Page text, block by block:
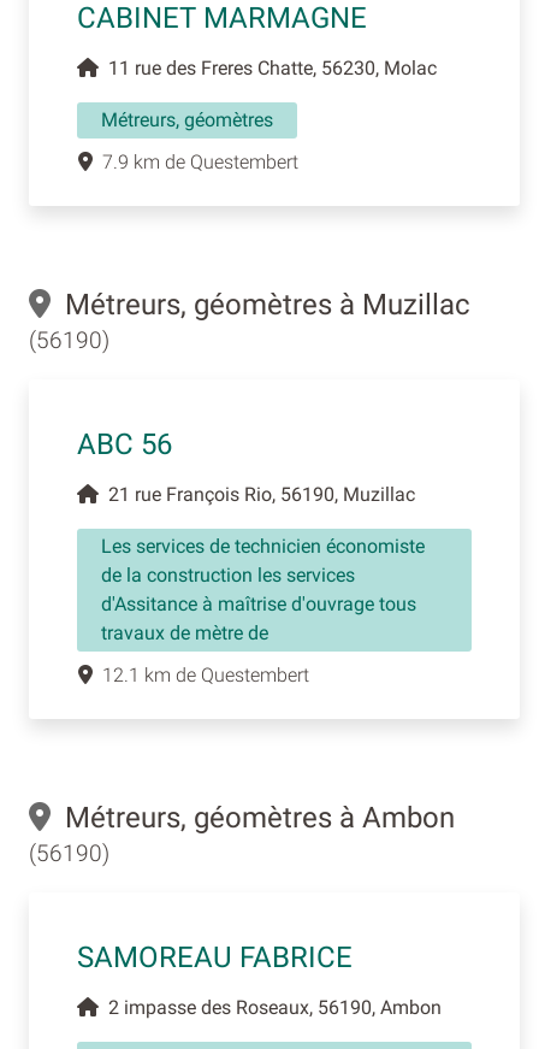
CABINET MARMAGNE
11 rue des Freres Chatte, 56230, Molac
Métreurs, géomètres
7.9 km de Questembert
Métreurs, géomètres à Muzillac
(56190)
ABC 56
21 rue François Rio, 56190, Muzillac
Les services de technicien économiste
de la construction les services
d'Assitance à maîtrise d'ouvrage tous
travaux de mètre de
12.1 km de Questembert
Métreurs, géomètres à Ambon
(56190)
SAMOREAU FABRICE
2 impasse des Roseaux, 56190, Ambon